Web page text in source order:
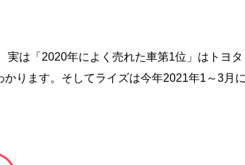
実は「2020年によく売れた車第1位」はトヨタ
ります。そしてライズは今年2021年1～3月